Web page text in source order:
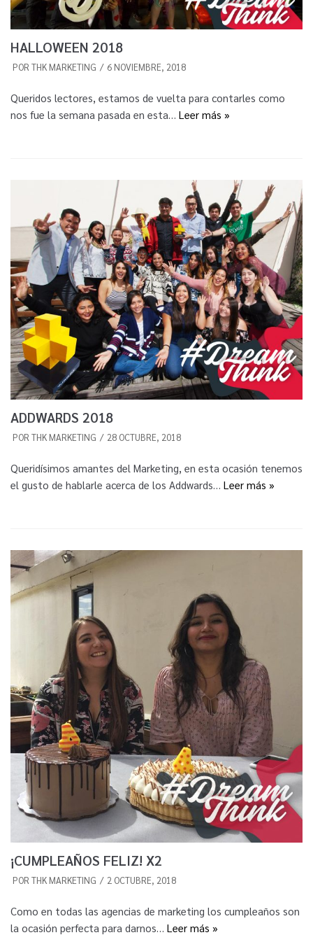
HALLOWEEN 2018
POR THK MARKETING 6 NOVIEMBRE, 2018
Queridos lectores, estamos de vuelta para contarles como
nos fue la semana pasada en esta… Leer más »
ADDWARDS 2018
POR THK MARKETING 28 OCTUBRE, 2018
Queridísimos amantes del Marketing, en esta ocasión tenemos
el gusto de hablarle acerca de los Addwards… Leer más »
¡CUMPLEAÑOS FELIZ! X2
POR THK MARKETING 2 OCTUBRE, 2018
Como en todas las agencias de marketing los cumpleaños son
la ocasión perfecta para darnos… Leer más »